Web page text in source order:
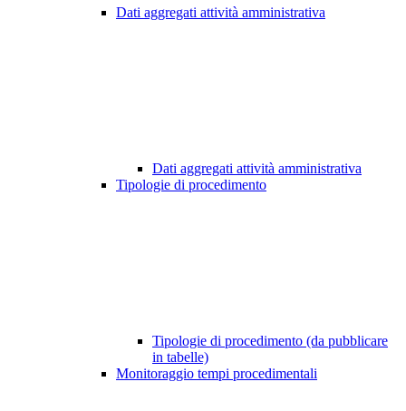
Dati aggregati attività amministrativa
Dati aggregati attività amministrativa
Tipologie di procedimento
Tipologie di procedimento (da pubblicare
in tabelle)
Monitoraggio tempi procedimentali